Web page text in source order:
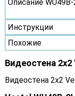
Описание WU49B-
Инструкции
Похожие
Видеостена
Видеостена 2x2